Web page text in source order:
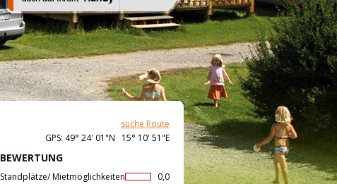
suche Route
GPS: 49° 24' 01"N 15° 10' 51"E
BEWERTUNG
0,0
Standplätze/ Mietmöglichkeiten